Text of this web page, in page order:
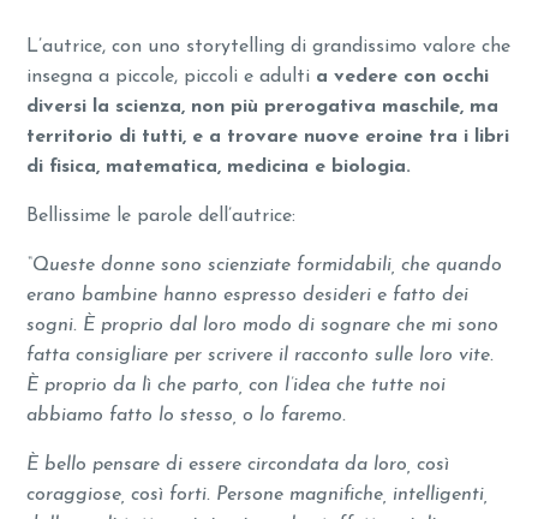
L’autrice, con uno storytelling di grandissimo valore che
insegna a piccole, piccoli e adulti a vedere con occhi
diversi la scienza, non più prerogativa maschile, ma
territorio di tutti, e a trovare nuove eroine tra i libri
di fisica, matematica, medicina e biologia.
Bellissime le parole dell’autrice:
“Queste donne sono scienziate formidabili, che quando
erano bambine hanno espresso desideri e fatto dei
sogni. È proprio dal loro modo di sognare che mi sono
fatta consigliare per scrivere il racconto sulle loro vite.
È proprio da lì che parto, con l’idea che tutte noi
abbiamo fatto lo stesso, o lo faremo.
È bello pensare di essere circondata da loro, così
coraggiose, così forti. Persone magnifiche, intelligenti,